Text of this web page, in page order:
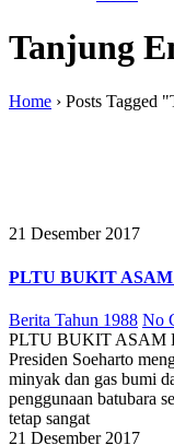
Tanjung
Home › Posts Tagged
21 Desember 2017
PLTU BUKIT
Berita Tahun 1988 No
PLTU BUKIT ASAM
Presiden Soeharto
minyak dan gas bumi
penggunaan batubara
tetap sangat
21 Desember 2017